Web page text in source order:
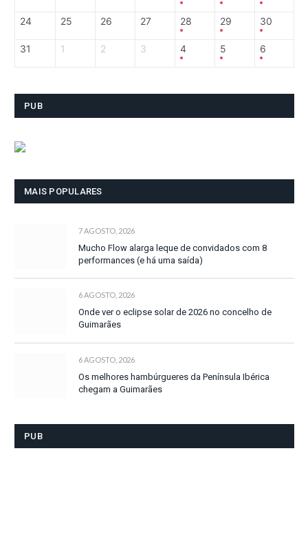
24 25 26 27 28 29 30
31 1 2 3 4 5 6
PUB
MAIS POPULARES
7 AGOSTO, 2026
Mucho Flow alarga leque de convidados com 8
performances (e há uma saída)
6 AGOSTO, 2026
Onde ver o eclipse solar de 2026 no concelho de
Guimarães
6 AGOSTO, 2026
Os melhores hambúrgueres da Península Ibérica
chegam a Guimarães
PUB